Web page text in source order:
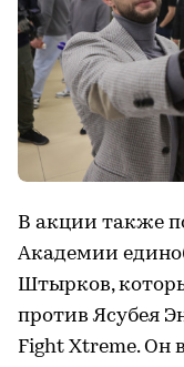
В акции также
Академии
Штырков,
против Ясубея
Fight Xtreme. Он